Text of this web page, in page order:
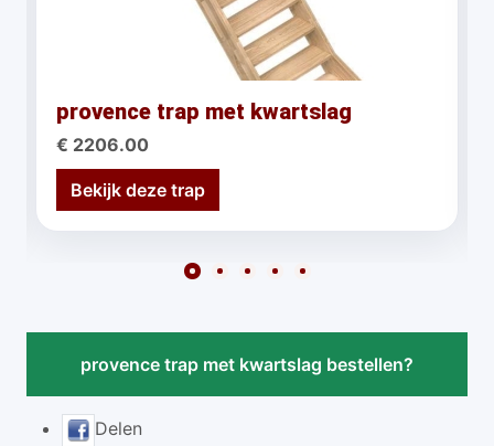
provence trap met kwartslag
€ 2206.00
Bekijk deze trap
provence trap met kwartslag bestellen?
Delen